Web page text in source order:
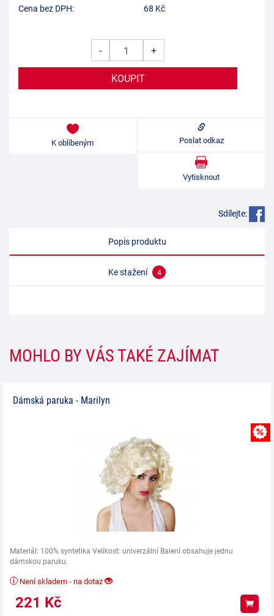
Cena bez DPH: 68 Kč
- +
K oblíbeným Poslat odkaz
Vytisknout
Sdílejte:
Popis produktu
Ke stažení 4
MOHLO BY VÁS TAKÉ ZAJÍMAT
Dámská paruka - Marilyn
Materiál: 100% syntetika Velikost: univerzální Balení obsahuje jednu
dámskou paruku.
Není skladem - na dotaz
221 Kč